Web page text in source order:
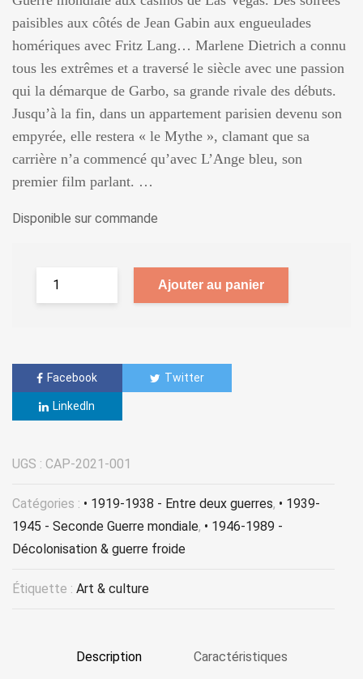
paisibles aux côtés de Jean Gabin aux engueulades
homériques avec Fritz Lang… Marlene Dietrich a connu
tous les extrêmes et a traversé le siècle avec une passion
qui la démarque de Garbo, sa grande rivale des débuts.
Jusqu’à la fin, dans un appartement parisien devenu son
empyrée, elle restera « le Mythe », clamant que sa
carrière n’a commencé qu’avec L’Ange bleu, son
premier film parlant. …
Disponible sur commande
Ajouter au panier
Facebook Twitter
LinkedIn
UGS : CAP-2021-001
Catégories : • 1919-1938 - Entre deux guerres, • 1939-
1945 - Seconde Guerre mondiale, • 1946-1989 -
Décolonisation & guerre froide
Étiquette : Art & culture
Description Caractéristiques